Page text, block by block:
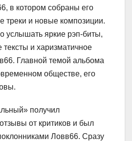
в котором собраны его
треки и новые композиции.
услышать яркие рэп-биты,
и харизматичное
Главной темой альбома
обществе, его
получил
от критиков и был
Ловв66. Сразу